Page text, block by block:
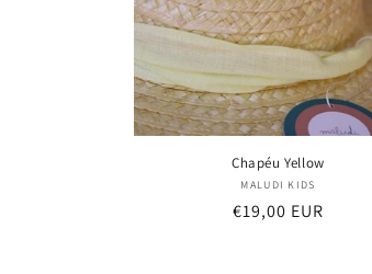
ó
n
:
Chapéu Yellow
Proveedor:
MALUDI KIDS
Precio
€19,00 EUR